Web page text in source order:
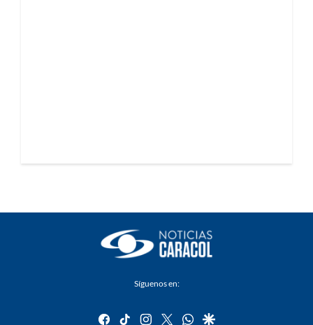
Síguenos en:
facebook
tiktok instagram
twitterwhatsapp
google